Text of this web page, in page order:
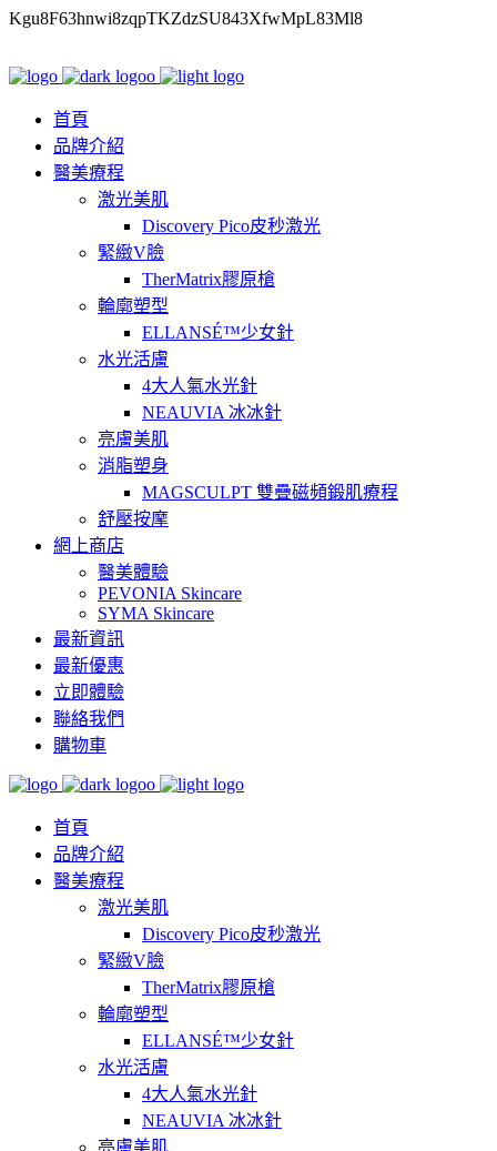
Kgu8F63hnwi8zqpTKZdzSU843XfwMpL83Ml8
首頁
品牌介紹
醫美療程
激光美肌
Discovery Pico皮秒激光
緊緻V臉
TherMatrix膠原槍
輪廓塑型
ELLANSÉ™少女針
水光活膚
4大人氣水光針
NEAUVIA 冰冰針
亮膚美肌
消脂塑身
MAGSCULPT 雙疊磁頻鍛肌療程
舒壓按摩
網上商店
醫美體驗
PEVONIA Skincare
SYMA Skincare
最新資訊
最新優惠
立即體驗
聯絡我們
購物車
首頁
品牌介紹
醫美療程
激光美肌
Discovery Pico皮秒激光
緊緻V臉
TherMatrix膠原槍
輪廓塑型
ELLANSÉ™少女針
水光活膚
4大人氣水光針
NEAUVIA 冰冰針
亮膚美肌